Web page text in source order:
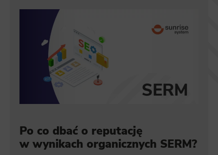
Po co dbać o reputację
w wynikach organicznych SERM?